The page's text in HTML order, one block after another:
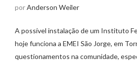
porAnderson Weiler
A possível instalação de um Instituto
hoje funciona a EMEI São Jorge, em
questionamentos na comunidade,